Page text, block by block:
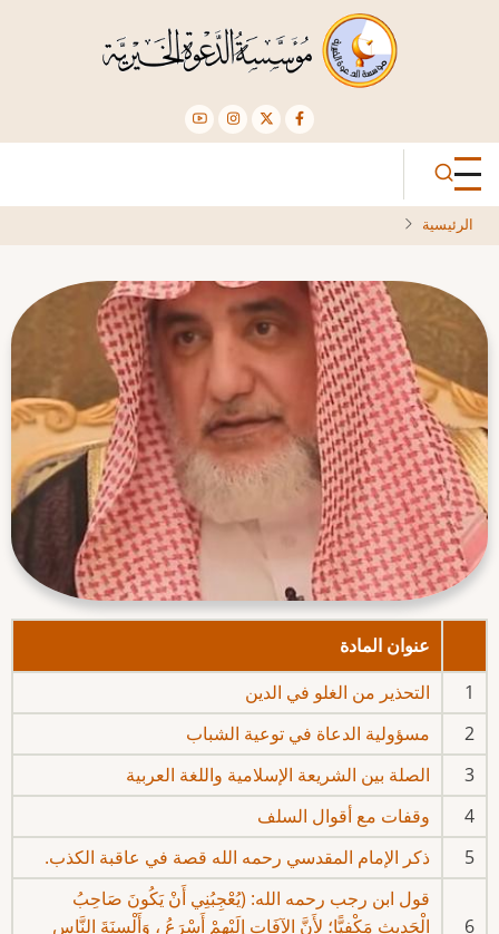
الرئيسية
عنوان المادة
1
التحذير من الغلو في الدين
2
مسؤولية الدعاة في توعية الشباب
3
الصلة بين الشريعة الإسلامية واللغة العربية
4
وقفات مع أقوال السلف
5
ذكر الإمام المقدسي رحمه الله قصة في عاقبة الكذب.
6
قول ابن رجب رحمه الله: (يُعْجِبُنِي أَنْ يَكُونَ صَاحِبُ
الْحَدِيثِ مَكْفِيًّا؛ لأَنَّ الآفَاتِ إِلَيْهِمْ أَسْرَعُ ، وَأَلْسِنَةَ النَّاسِ